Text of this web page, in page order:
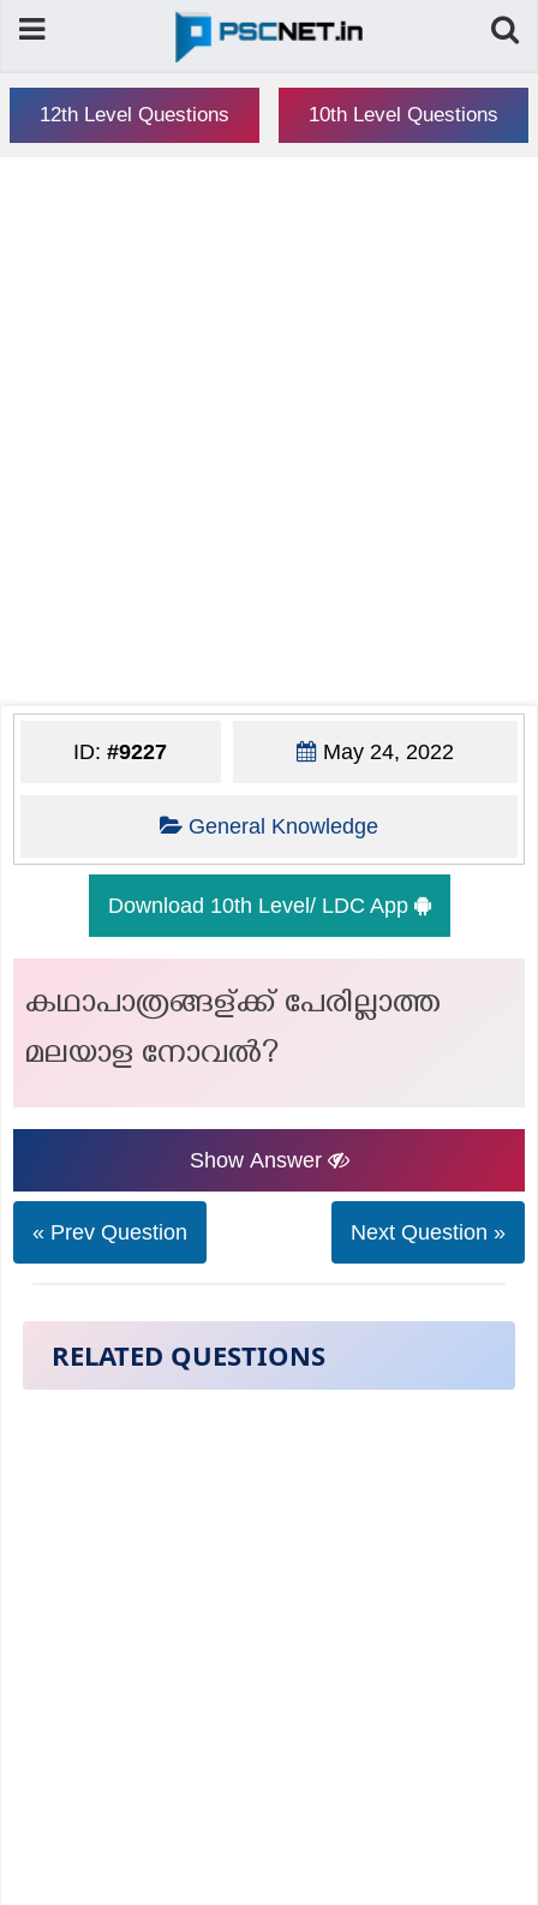
12th Level Questions 10th Level Questions
ID:#9227 May 24, 2022
General Knowledge
Download 10th Level/ LDC App
കഥാപാത്രങ്ങള്ക്ക് പേരില്ലാത്ത
മലയാള നോവൽ?
Show Answer
« Prev Question Next Question »
RELATED QUESTIONS